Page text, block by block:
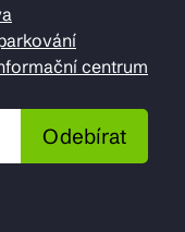
centrum
Odebírat